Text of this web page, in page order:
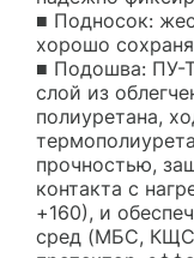
■ Подносок:
хорошо
■ Подошва: ПУ-
слой из
полиуретана,
прочностью,
контакта с
+160), и
сред (МБС,